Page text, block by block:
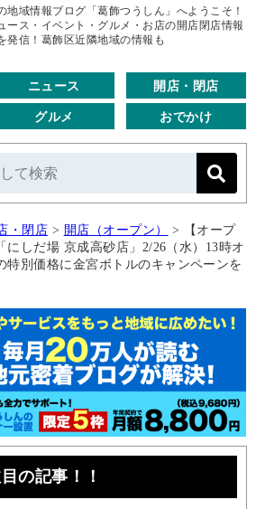
地域情報ブログ「葛飾つうしん」へようこそ！
ース・イベント・グルメ・お店の開店閉店情報
発信！葛飾区近隣地域の情報も
ニュース 開店・閉店
グルメ おでかけ
・閉店 > 開店（オープン） > 【オープ
にしだ場 京成高砂店」2/26（水）13時オ
特別価格に金宮ボトルのキャンペーンを
の記事！！